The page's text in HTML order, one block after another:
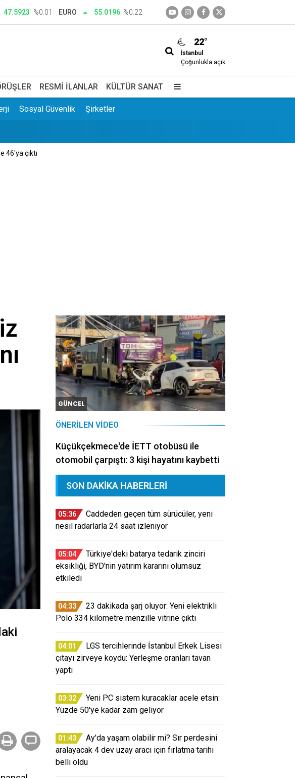
47.5923 %0.01 EURO 55.0196 %0.22
22°
İstanbul
Çoğunlukla açık
RESMI İLANLAR KÜLTÜR SANAT
Sosyal Güvenlik Şirketler
çayını dahi içmedim
yetişemiyor
46'ya çıktı
GÜNCEL
ÖNERILEN VIDEO
Küçükçekmece'de İETT otobüsü ile
otomobil çarpıştı: 3 kişi hayatını kaybetti
SON DAKIKA HABERLERI
05:36
Caddeden geçen tüm sürücüler, yeni
nesil radarlarla 24 saat izleniyor
05:04
Türkiye'deki batarya tedarik zinciri
eksikliği, BYD'nin yatırım kararını olumsuz
etkiledi
04:33
23 dakikada şarj oluyor: Yeni elektrikli
Polo 334 kilometre menzille vitrine çıktı
04:01
LGS tercihlerinde İstanbul Erkek Lisesi
çıtayı zirveye koydu: Yerleşme oranları tavan
yaptı
03:32
Yeni PC sistem kuracaklar acele etsin:
Yüzde 50'ye kadar zam geliyor
01:43
Ay'da yaşam olabilir mi? Sır perdesini
aralayacak 4 dev uzay aracı için fırlatma tarihi
belli oldu